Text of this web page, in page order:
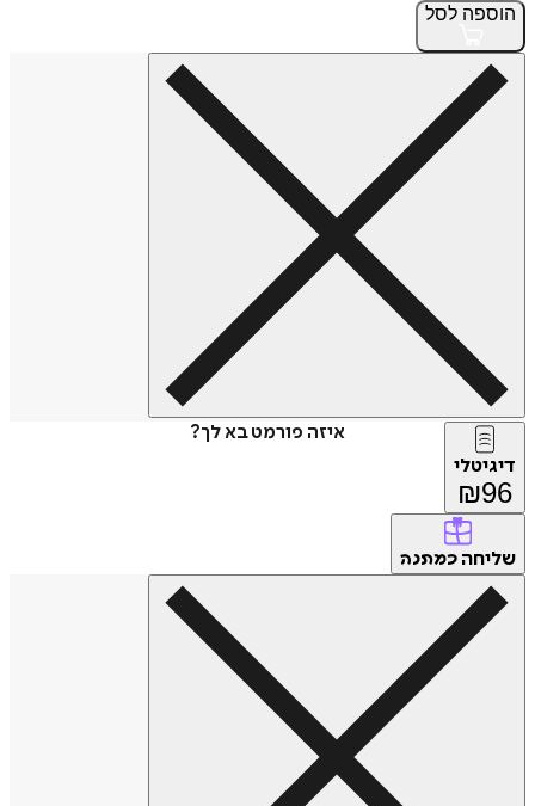
הוספה לסל
איזה פורמט בא לך?
דיגיטלי
₪96
שליחה כמתנה